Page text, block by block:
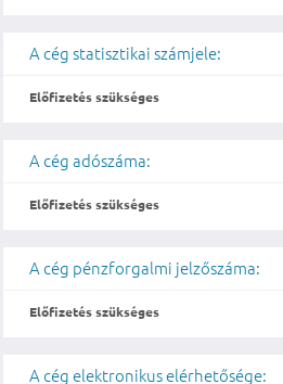
A cég statisztikai számjele:
Előfizetés szükséges
A cég adószáma:
Előfizetés szükséges
A cég pénzforgalmi jelzőszáma:
Előfizetés szükséges
A cég elektronikus elérhetősége: